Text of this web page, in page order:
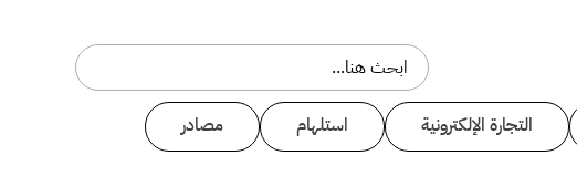
التجارة الإلكترونية استلهام
مصادر